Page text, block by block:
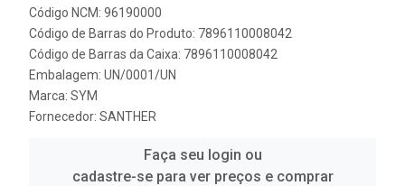
Código NCM: 96190000
Código de Barras do Produto: 7896110008042
Código de Barras da Caixa: 7896110008042
Embalagem: UN/0001/UN
Marca: SYM
Fornecedor: SANTHER
Faça seu login ou
cadastre-se para ver preços e comprar